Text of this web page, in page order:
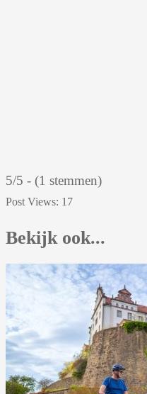
5/5 - (1 stemmen)
Post Views: 17
Bekijk ook...